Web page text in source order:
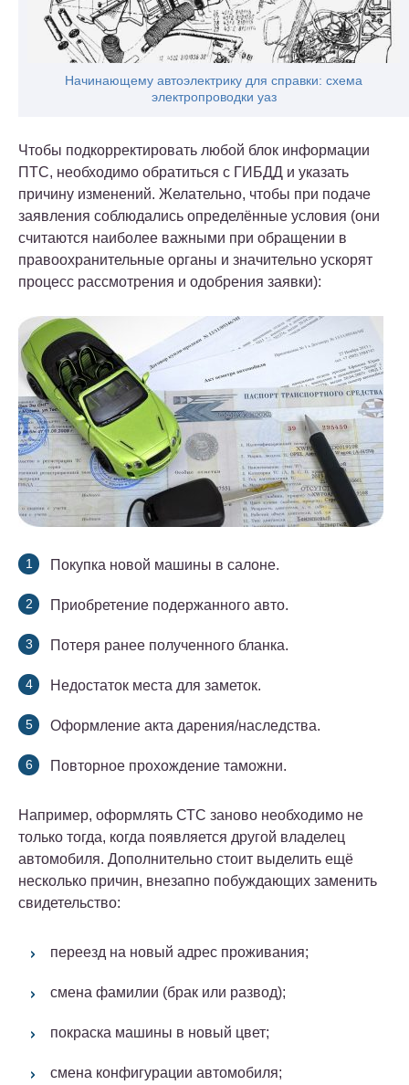
Начинающему автоэлектрику для справки: схема
электропроводки уаз
Чтобы подкорректировать любой блок информации
ПТС, необходимо обратиться с ГИБДД и указать
причину изменений. Желательно, чтобы при подаче
заявления соблюдались определённые условия (они
считаются наиболее важными при обращении в
правоохранительные органы и значительно ускорят
процесс рассмотрения и одобрения заявки):
Покупка новой машины в салоне.
Приобретение подержанного авто.
Потеря ранее полученного бланка.
Недостаток места для заметок.
Оформление акта дарения/наследства.
Повторное прохождение таможни.
Например, оформлять СТС заново необходимо не
только тогда, когда появляется другой владелец
автомобиля. Дополнительно стоит выделить ещё
несколько причин, внезапно побуждающих заменить
свидетельство:
переезд на новый адрес проживания;
смена фамилии (брак или развод);
покраска машины в новый цвет;
смена конфигурации автомобиля;